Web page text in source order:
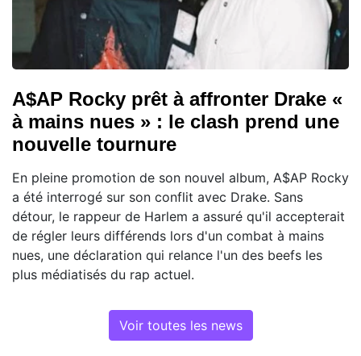
A$AP Rocky prêt à affronter Drake «
à mains nues » : le clash prend une
nouvelle tournure
En pleine promotion de son nouvel album, A$AP Rocky
a été interrogé sur son conflit avec Drake. Sans
détour, le rappeur de Harlem a assuré qu'il accepterait
de régler leurs différends lors d'un combat à mains
nues, une déclaration qui relance l'un des beefs les
plus médiatisés du rap actuel.
Voir toutes les news